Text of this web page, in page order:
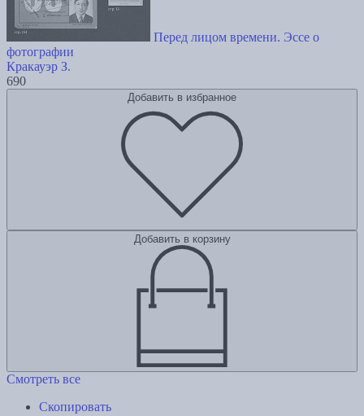
Перед лицом времени. Эссе о
фотографии
Кракауэр З.
690
Добавить в избранное
Добавить в корзину
Смотреть все
Скопировать